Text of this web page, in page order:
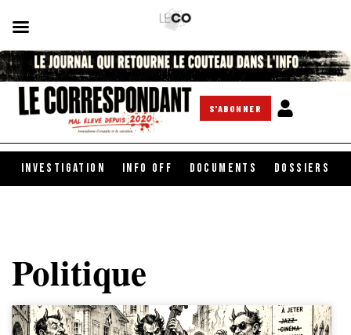
S'ABONNER
INVESTIGATION INFO OFF DOCUMENTS DOSSIERS
Politique